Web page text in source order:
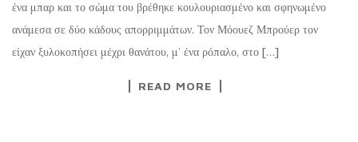
ένα μπαρ και το σώμα του βρέθηκε κουλουριασμένο και σφηνωμένο
ανάμεσα σε δύο κάδους απορριμμάτων. Τον Μόουεζ Μπρούερ τον
είχαν ξυλοκοπήσει μέχρι θανάτου, μ’ ένα ρόπαλο, στο […]
READ MORE